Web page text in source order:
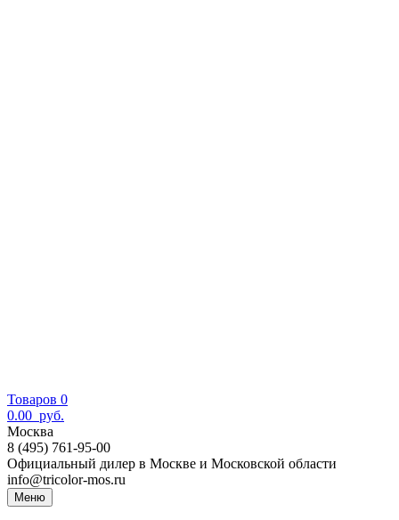
Товаров 0
0.00 руб.
Москва
8 (495) 761-95-00
Официальный дилер в Москве и Московской области
info@tricolor-mos.ru
Меню